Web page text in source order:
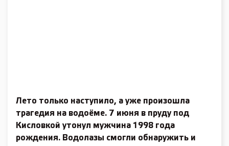
Лето только наступило, а уже произошла
трагедия на водоёме. 7 июня в пруду под
Кисловкой утонул мужчина 1998 года
рождения. Водолазы смогли обнаружить и